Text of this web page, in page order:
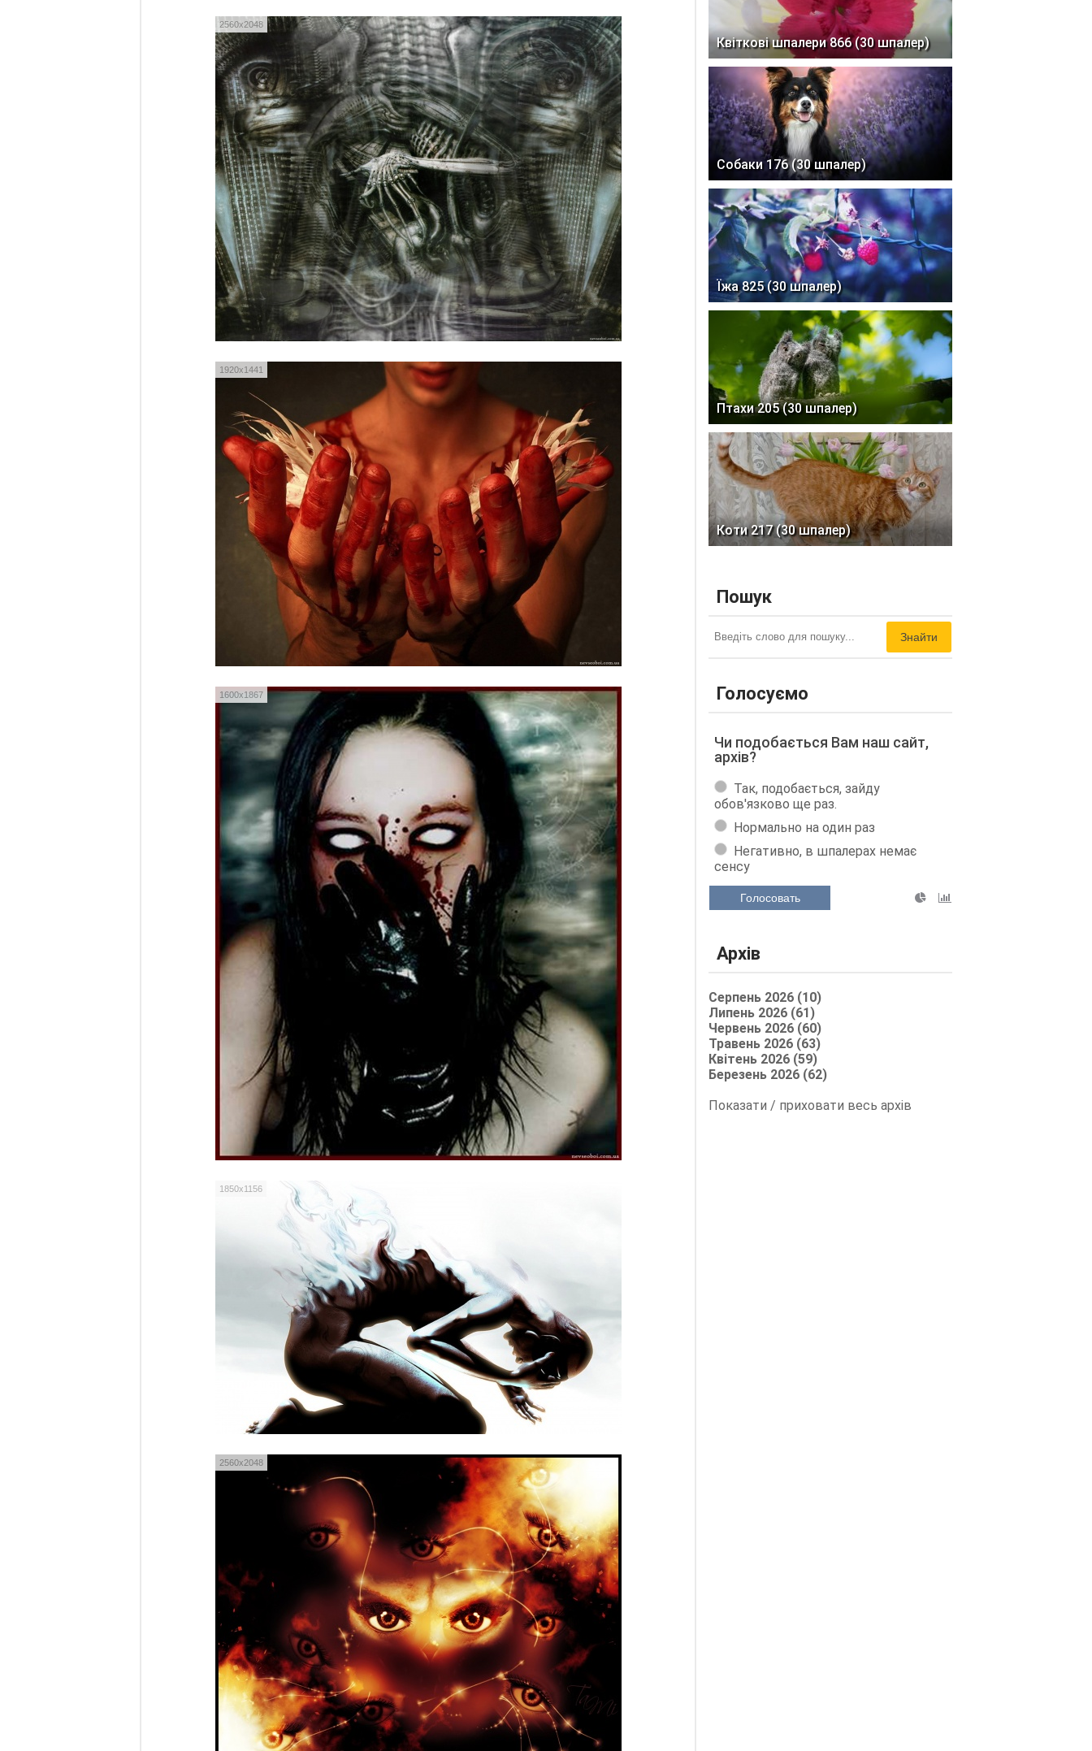
2560x2048
1920x1441
1600x1867
1850x1156
2560x2048
Квіткові шпалери 866 (30 шпалер)
Собаки 176 (30 шпалер)
Їжа 825 (30 шпалер)
Птахи 205 (30 шпалер)
Коти 217 (30 шпалер)
Пошук
Знайти
Голосуємо
Чи подобається Вам наш сайт,
архів?
Так, подобається, зайду
обов'язково ще раз.
Нормально на один раз
Негативно, в шпалерах немає
сенсу
Голосовать
Архів
Серпень 2026 (10)
Липень 2026 (61)
Червень 2026 (60)
Травень 2026 (63)
Квітень 2026 (59)
Березень 2026 (62)
Показати / приховати весь архів